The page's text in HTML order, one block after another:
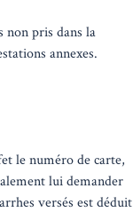
non pris dans la
annexes.
le numéro de carte,
lui demander
versés est déduit